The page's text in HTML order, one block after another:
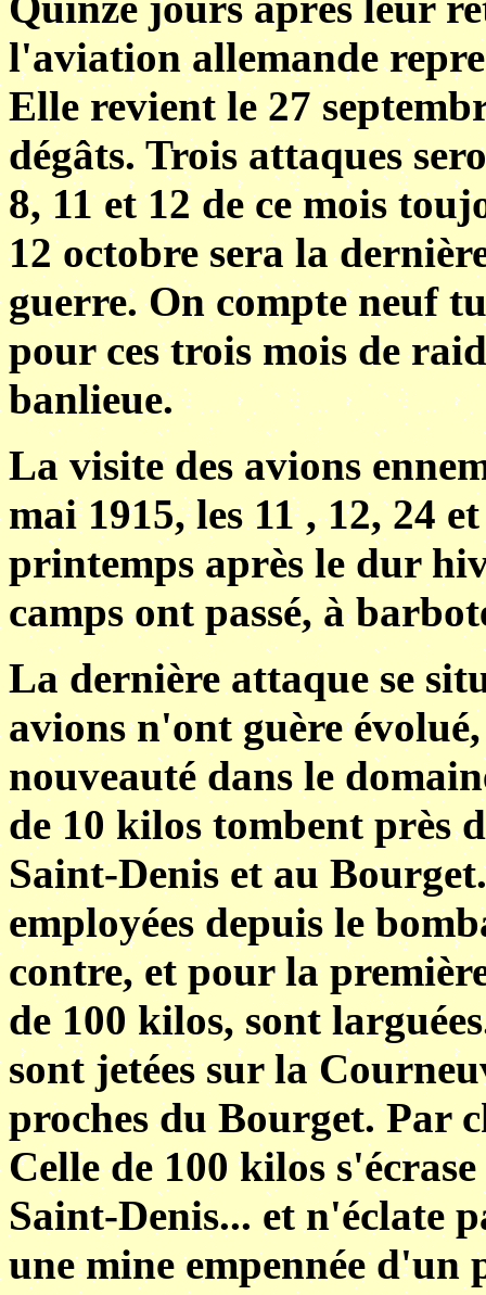
l'aviation allemande
Elle revient le 27
dégâts. Trois attaques
8, 11 et 12 de ce mois
12 octobre sera la
guerre. On compte neuf
pour ces trois mois de
banlieue.
La visite des avions
mai 1915, les 11 , 12, 24
printemps après le dur
camps ont passé, à
La dernière attaque se
avions n'ont guère
nouveauté dans le
de 10 kilos tombent près
Saint-Denis et au
employées depuis le
contre, et pour la
de 100 kilos, sont
sont jetées sur la
proches du Bourget. Par
Celle de 100 kilos
Saint-Denis... et n'éclate
une mine empennée d'un